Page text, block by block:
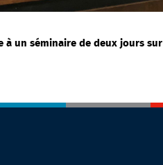
à un séminaire de deux